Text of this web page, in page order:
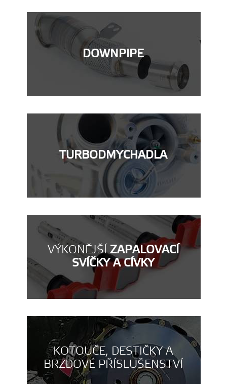
DOWNPIPE
TURBODMYCHADLA
VÝKONĚJŠÍZAPALOVACÍ
SVÍČKY A CÍVKY
KOTOUČE, DESTIČKY A
BRZDOVÉ PŘÍSLUŠENSTVÍ